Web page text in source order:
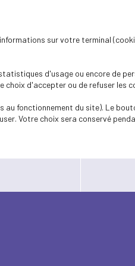
sur votre terminal
d'usage ou encore de
d'accepter ou de refuser les
fonctionnement du site). Le
Votre choix sera conservé